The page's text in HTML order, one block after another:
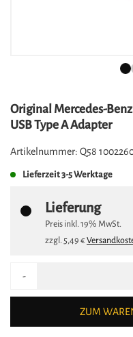
Original Mercedes-
USB Type A Adapter
Artikelnummer: Q58
Lieferzeit3-5 Werktage
Lieferung
Preis inkl.19% MwSt.
zzgl. 5,49 €
-
ZUM